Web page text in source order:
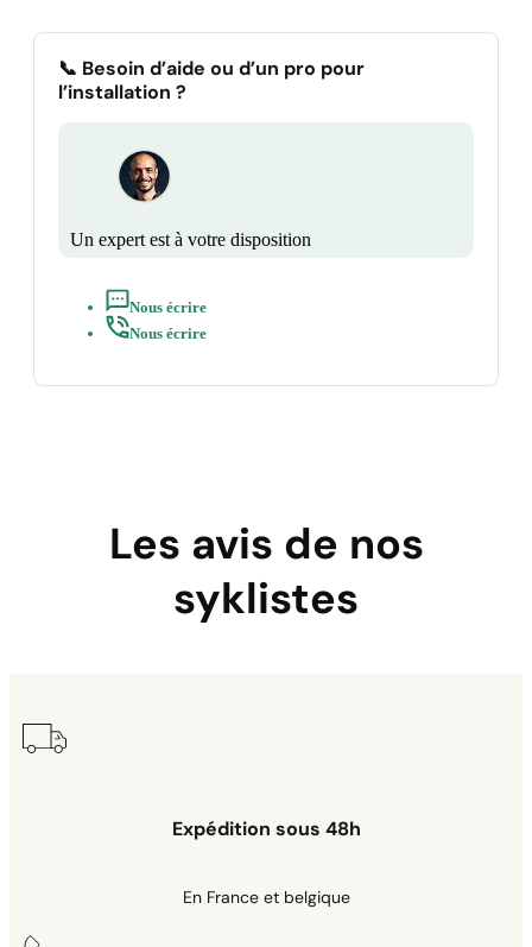
📞 Besoin d’aide ou d’un pro pour
l’installation ?
Un expert est à votre disposition
Nous écrire
Nous écrire
Les avis de nos
syklistes
Expédition sous 48h
En France et belgique